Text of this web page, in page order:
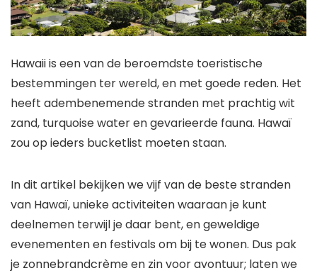
Hawaii is een van de beroemdste toeristische
bestemmingen ter wereld, en met goede reden. Het
heeft adembenemende stranden met prachtig wit
zand, turquoise water en gevarieerde fauna. Hawaï
zou op ieders bucketlist moeten staan.
In dit artikel bekijken we vijf van de beste stranden
van Hawaï, unieke activiteiten waaraan je kunt
deelnemen terwijl je daar bent, en geweldige
evenementen en festivals om bij te wonen. Dus pak
je zonnebrandcrème en zin voor avontuur; laten we